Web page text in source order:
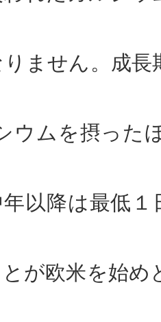
ません。成長
ウムを摂った
以降は最低１
が欧米を始め